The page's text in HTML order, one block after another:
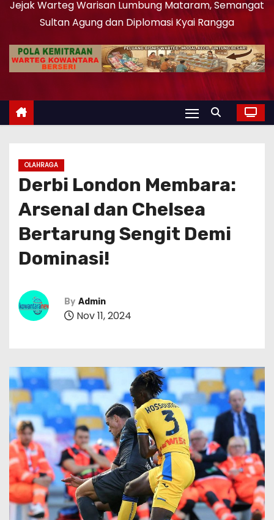
Jejak Warteg Warisan Lumbung Mataram, Semangat
Sultan Agung dan Diplomasi Kyai Rangga
OLAHRAGA
Derbi London Membara:
Arsenal dan Chelsea
Bertarung Sengit Demi
Dominasi!
By Admin
Nov 11, 2024